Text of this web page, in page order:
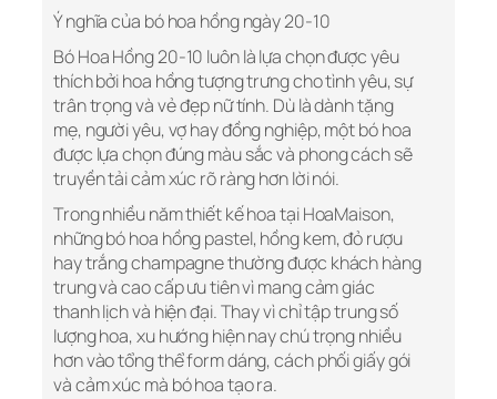
Ý nghĩa của bó hoa hồng ngày 20-10
Bó Hoa Hồng 20-10 luôn là lựa chọn được yêu
thích bởi hoa hồng tượng trưng cho tình yêu, sự
trân trọng và vẻ đẹp nữ tính. Dù là dành tặng
mẹ, người yêu, vợ hay đồng nghiệp, một bó hoa
được lựa chọn đúng màu sắc và phong cách sẽ
truyền tải cảm xúc rõ ràng hơn lời nói.
Trong nhiều năm thiết kế hoa tại HoaMaison,
những bó hoa hồng pastel, hồng kem, đỏ rượu
hay trắng champagne thường được khách hàng
trung và cao cấp ưu tiên vì mang cảm giác
thanh lịch và hiện đại. Thay vì chỉ tập trung số
lượng hoa, xu hướng hiện nay chú trọng nhiều
hơn vào tổng thể form dáng, cách phối giấy gói
và cảm xúc mà bó hoa tạo ra.